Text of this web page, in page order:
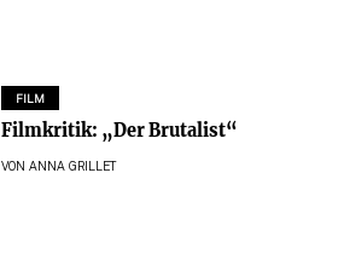
FILM
Filmkritik: „Der Brutalist“
VON ANNA GRILLET